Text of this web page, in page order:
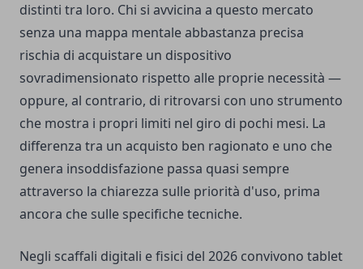
distinti tra loro. Chi si avvicina a questo mercato
senza una mappa mentale abbastanza precisa
rischia di acquistare un dispositivo
sovradimensionato rispetto alle proprie necessità —
oppure, al contrario, di ritrovarsi con uno strumento
che mostra i propri limiti nel giro di pochi mesi. La
differenza tra un acquisto ben ragionato e uno che
genera insoddisfazione passa quasi sempre
attraverso la chiarezza sulle priorità d'uso, prima
ancora che sulle specifiche tecniche.
Negli scaffali digitali e fisici del 2026 convivono tablet